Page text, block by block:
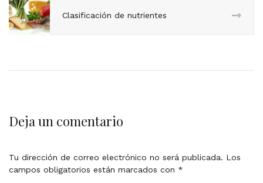
Clasificación de nutrientes
Deja un comentario
Tu dirección de correo electrónico no será publicada. Los
campos obligatorios están marcados con *